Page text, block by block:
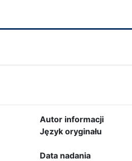
Autor informacji
Język oryginału
Data nadania